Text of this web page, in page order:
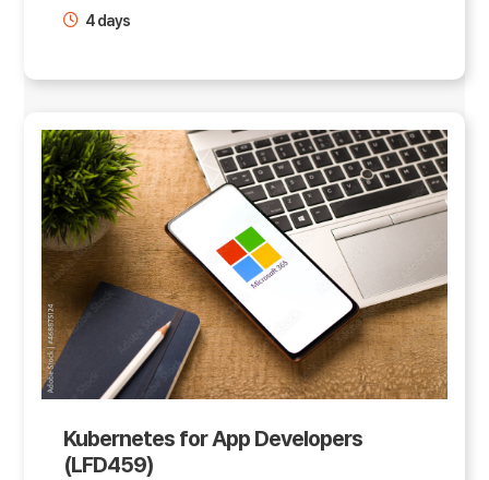
4 days
Kubernetes for App Developers
(LFD459)